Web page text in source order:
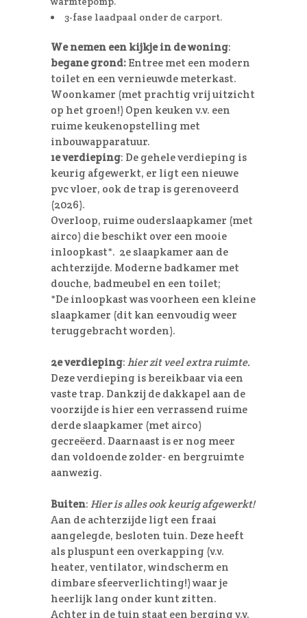
3-fase laadpaal onder de carport.
We nemen een kijkje in de woning:
begane grond: Entree met een modern
toilet en een vernieuwde meterkast.
Woonkamer (met prachtig vrij uitzicht
op het groen!) Open keuken v.v. een
ruime keukenopstelling met
inbouwapparatuur.
1e verdieping: De gehele verdieping is
keurig afgewerkt, er ligt een nieuwe
pvc vloer, ook de trap is gerenoveerd
(2026).
Overloop, ruime ouderslaapkamer (met
airco) die beschikt over een mooie
inloopkast*. 2e slaapkamer aan de
achterzijde. Moderne badkamer met
douche, badmeubel en een toilet;
*De inloopkast was voorheen een kleine
slaapkamer (dit kan eenvoudig weer
teruggebracht worden).
2e verdieping: hier zit veel extra ruimte.
Deze verdieping is bereikbaar via een
vaste trap. Dankzij de dakkapel aan de
voorzijde is hier een verrassend ruime
derde slaapkamer (met airco)
gecreëerd. Daarnaast is er nog meer
dan voldoende zolder- en bergruimte
aanwezig.
Buiten: Hier is alles ook keurig afgewerkt!
Aan de achterzijde ligt een fraai
aangelegde, besloten tuin. Deze heeft
als pluspunt een overkapping (v.v.
heater, ventilator, windscherm en
dimbare sfeerverlichting!) waar je
heerlijk lang onder kunt zitten.
Achter in de tuin staat een berging v.v.